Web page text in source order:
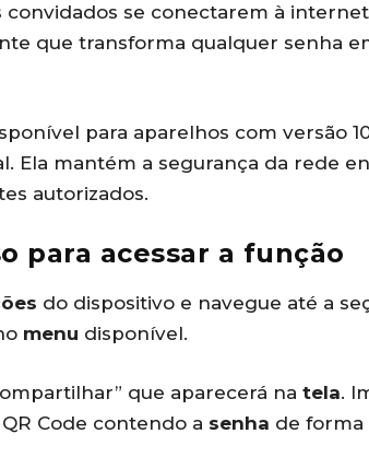
convidados se conectarem à
que transforma qualquer senha
para aparelhos com versão
Ela mantém a segurança da rede
autorizados.
para acessar a função
do dispositivo e navegue até a
menu disponível.
que aparecerá na tela.
Code contendo a senha de forma